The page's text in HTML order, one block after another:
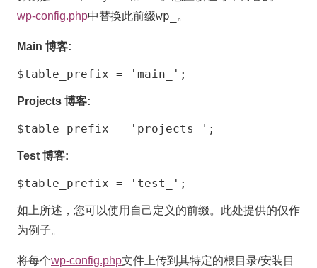
wp-config.php中替换此前缀wp_ 。
Main 博客:
$table_prefix = 'main_';
Projects 博客:
$table_prefix = 'projects_';
Test 博客:
$table_prefix = 'test_';
如上所述，您可以使用自己定义的前缀。此处提供的仅作
为例子。
将每个wp-config.php文件上传到其特定的根目录/安装目